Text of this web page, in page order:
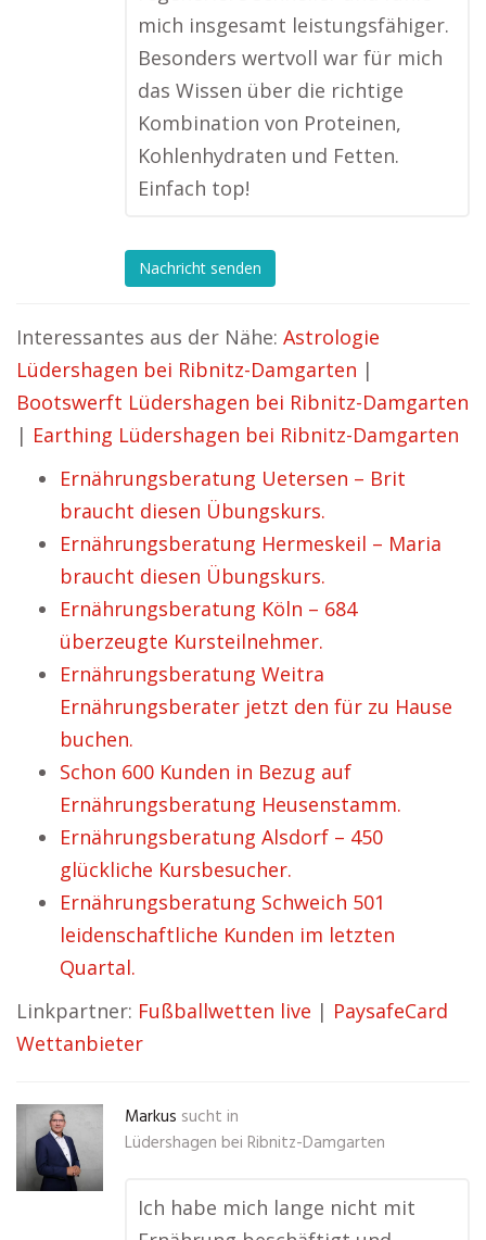
mich insgesamt leistungsfähiger.
Besonders wertvoll war für mich
das Wissen über die richtige
Kombination von Proteinen,
Kohlenhydraten und Fetten.
Einfach top!
Nachricht senden
Interessantes aus der Nähe: Astrologie
Lüdershagen bei Ribnitz-Damgarten |
Bootswerft Lüdershagen bei Ribnitz-Damgarten
| Earthing Lüdershagen bei Ribnitz-Damgarten
Ernährungsberatung Uetersen – Brit
braucht diesen Übungskurs.
Ernährungsberatung Hermeskeil – Maria
braucht diesen Übungskurs.
Ernährungsberatung Köln – 684
überzeugte Kursteilnehmer.
Ernährungsberatung Weitra
Ernährungsberater jetzt den für zu Hause
buchen.
Schon 600 Kunden in Bezug auf
Ernährungsberatung Heusenstamm.
Ernährungsberatung Alsdorf – 450
glückliche Kursbesucher.
Ernährungsberatung Schweich 501
leidenschaftliche Kunden im letzten
Quartal.
Linkpartner: Fußballwetten live | PaysafeCard
Wettanbieter
Markus sucht in
Lüdershagen bei Ribnitz-Damgarten
Ich habe mich lange nicht mit